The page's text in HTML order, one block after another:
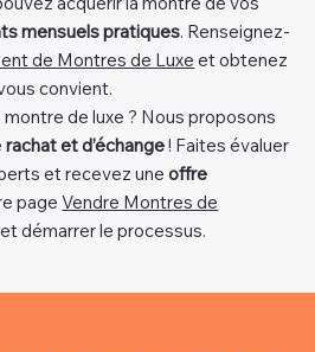
mensuels pratiques. Renseignez-
de Montres de Luxe et obtenez
convient.
de luxe ? Nous proposons
rachat et d’échange! Faites évaluer
et recevez uneoffre
pageVendre Montres de
démarrer le processus.